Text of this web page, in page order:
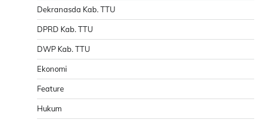
Dekranasda Kab. TTU
DPRD Kab. TTU
DWP Kab. TTU
Ekonomi
Feature
Hukum